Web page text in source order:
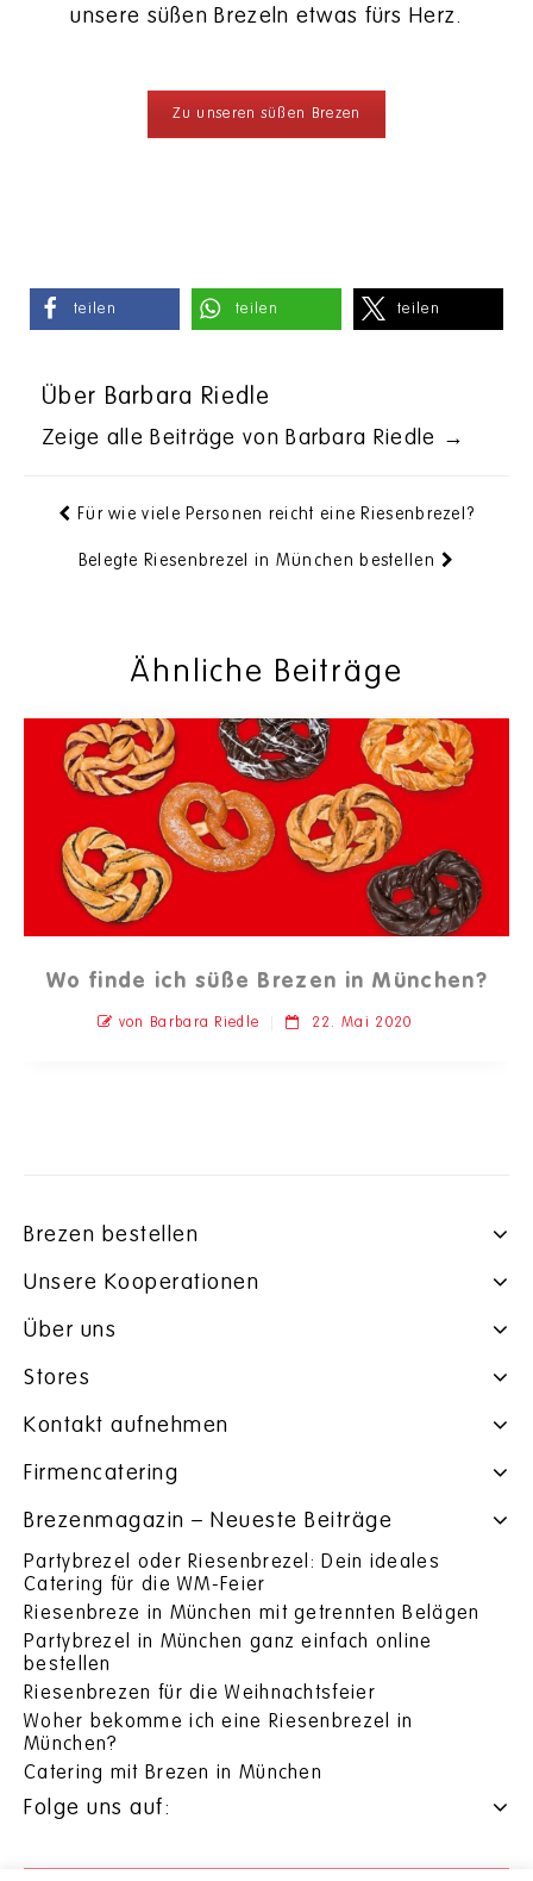
unsere süßen Brezeln etwas fürs Herz.
Zu unseren süßen Brezen
teilen teilen teilen
Über Barbara Riedle
Zeige alle Beiträge von Barbara Riedle →
Für wie viele Personen reicht eine Riesenbrezel?
Belegte Riesenbrezel in München bestellen
Ähnliche Beiträge
Wo finde ich süße Brezen in München?
von Barbara Riedle 22. Mai 2020
Brezen bestellen
Unsere Kooperationen
Über uns
Stores
Kontakt aufnehmen
Firmencatering
Brezenmagazin – Neueste Beiträge
Partybrezel oder Riesenbrezel: Dein ideales
Catering für die WM-Feier
Riesenbreze in München mit getrennten Belägen
Partybrezel in München ganz einfach online
bestellen
Riesenbrezen für die Weihnachtsfeier
Woher bekomme ich eine Riesenbrezel in
München?
Catering mit Brezen in München
Folge uns auf: